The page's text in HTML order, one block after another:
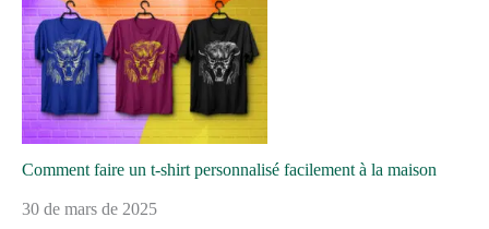
Comment faire un t-shirt personnalisé facilement à la maison
30 de mars de 2025